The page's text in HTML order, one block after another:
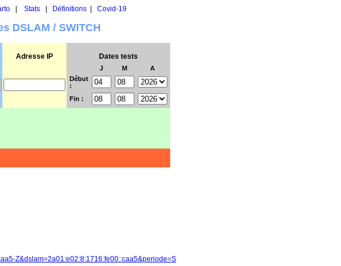
| Stats| Définitions| Covid-19
DSLAM / SWITCH
Adresse IP Dates tests
J M
A
Début
:
Fin :
Z&dslam=2a01:e02:8:1716:fe00::caa5&periode=S